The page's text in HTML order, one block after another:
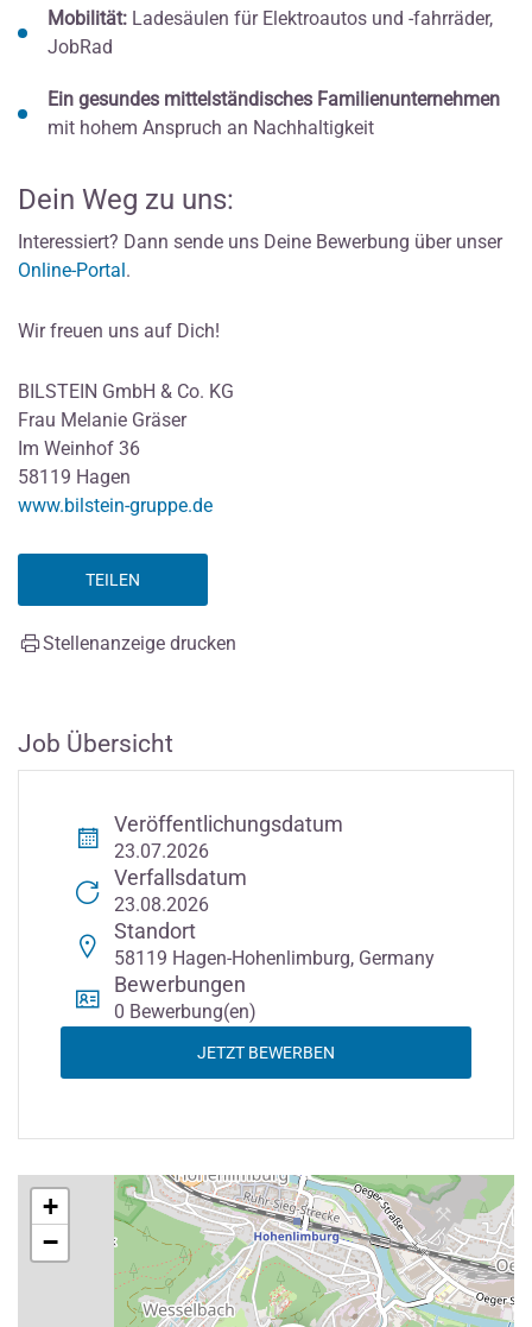
Mobilität: Ladesäulen für Elektroautos und -fahrräder,
JobRad
Ein gesundes mittelständisches Familienunternehmen
mit hohem Anspruch an Nachhaltigkeit
Dein Weg zu uns:
Interessiert? Dann sende uns Deine Bewerbung über unser
Online-Portal.
Wir freuen uns auf Dich!
BILSTEIN GmbH & Co. KG
Frau Melanie Gräser
Im Weinhof 36
58119 Hagen
www.bilstein-gruppe.de
TEILEN
Stellenanzeige drucken
Job Übersicht
Veröffentlichungsdatum
23.07.2026
Verfallsdatum
23.08.2026
Standort
58119 Hagen-Hohenlimburg, Germany
Bewerbungen
0 Bewerbung(en)
JETZT BEWERBEN
+
−